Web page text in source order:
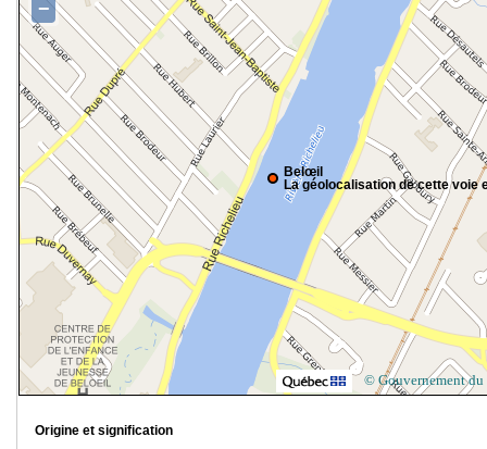
Belœil
La géolocalisation de cette voie
−
© Gouvernement du
Origine et signification